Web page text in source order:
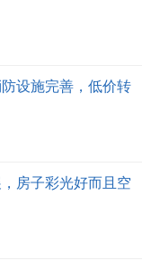
设施完善，低价转
房子彩光好而且空